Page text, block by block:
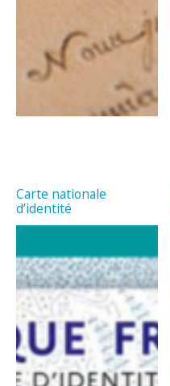
Carte nationale
d’identité